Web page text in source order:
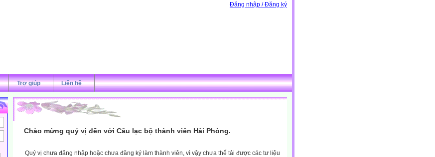
Đăng nhập / Đăng ký
Trợ giúp Liên hệ
Chào mừng quý vị đến với Câu lạc bộ thành viên Hải Phòng.
Quý vị chưa đăng nhập hoặc chưa đăng ký làm thành viên, vì vậy chưa thể tải được các tư liệu